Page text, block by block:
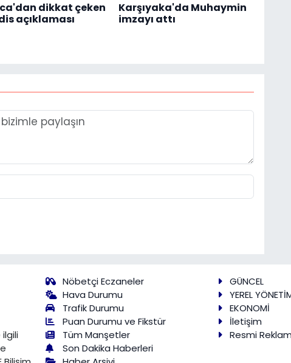
dikkat çeken
açıklaması
Karşıyaka'da Muhaymin
imzayı attı
Nöbetçi Eczaneler
Hava Durumu
Trafik Durumu
Puan Durumu ve Fikstür
Tüm Manşetler
Son Dakika Haberleri
GÜNCEL
YEREL
EKONOMİ
İletişim
Resmi Reklam